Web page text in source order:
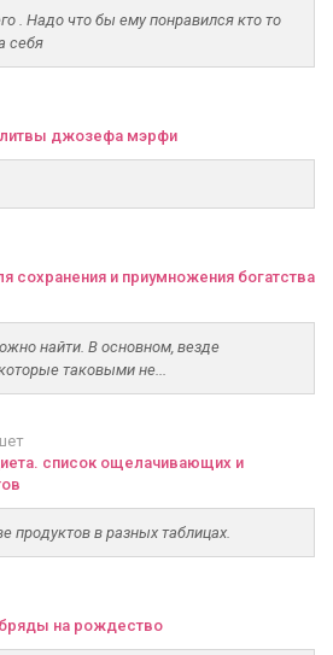
. Надо что бы ему понравился кто то
себя
джозефа мэрфи
сохранения и приумножения богатства
найти. В основном, везде
таковыми не...
список ощелачивающих и
продуктов в разных таблицах.
на рождество